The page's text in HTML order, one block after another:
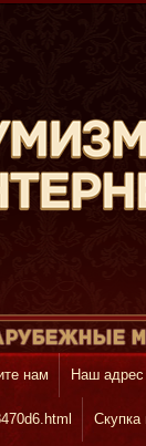
нам Наш адрес
Скупка